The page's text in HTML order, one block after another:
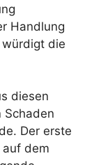
Handlung
würdigt die
diesen
Schaden
Der erste
dem